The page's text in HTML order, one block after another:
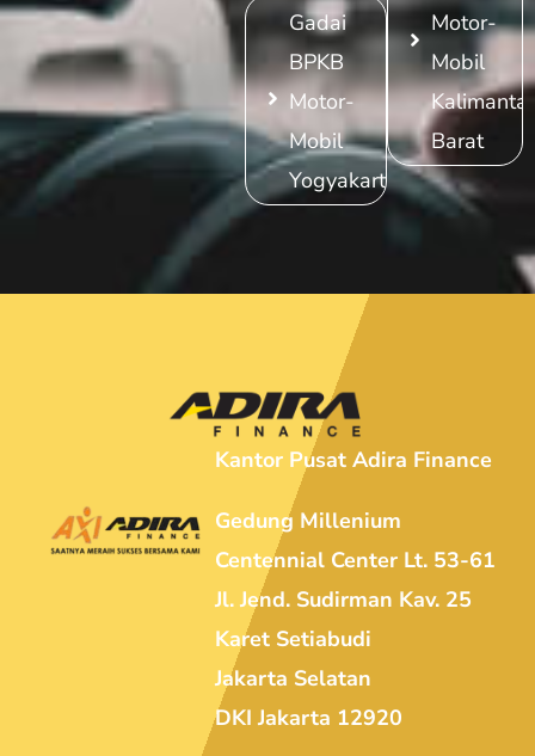
Gadai
BPKB
Motor-
Mobil
Yogyakarta
Motor-
Mobil
Barat
Kantor Pusat Adira Finance
Gedung Millenium
Centennial Center Lt. 53-61
Jl. Jend. Sudirman Kav. 25
Karet Setiabudi
Jakarta Selatan
DKI Jakarta 12920